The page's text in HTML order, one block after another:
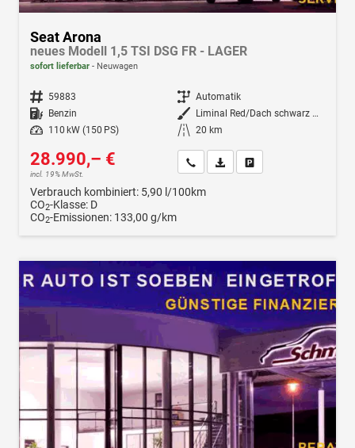
Seat Arona
neues Modell 1,5 TSI DSG FR - LAGER
sofort lieferbar Neuwagen
Fahrzeugnr. 59883 Getriebe Automatik
Kraftstoff Benzin Außenfarbe
Liminal Red/Dach schwarz Metallic (S60E)
Leistung
110 kW (150 PS) Kilometerstand 20 km
28.990,– €
incl. 19% MwSt.
Wir rufen Sie anFahrzeugexposé (PDF)
Verbrauch kombiniert: 5,90 l/100km
CO2-Klasse: D
CO2-Emissionen: 133,00 g/km